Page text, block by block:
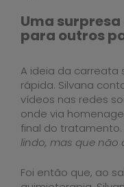
Uma
para outros
A ideia da carreata
rápida. Silvana
vídeos nas redes
onde via
final do tratamento.
lindo, mas que não
Foi então que, ao